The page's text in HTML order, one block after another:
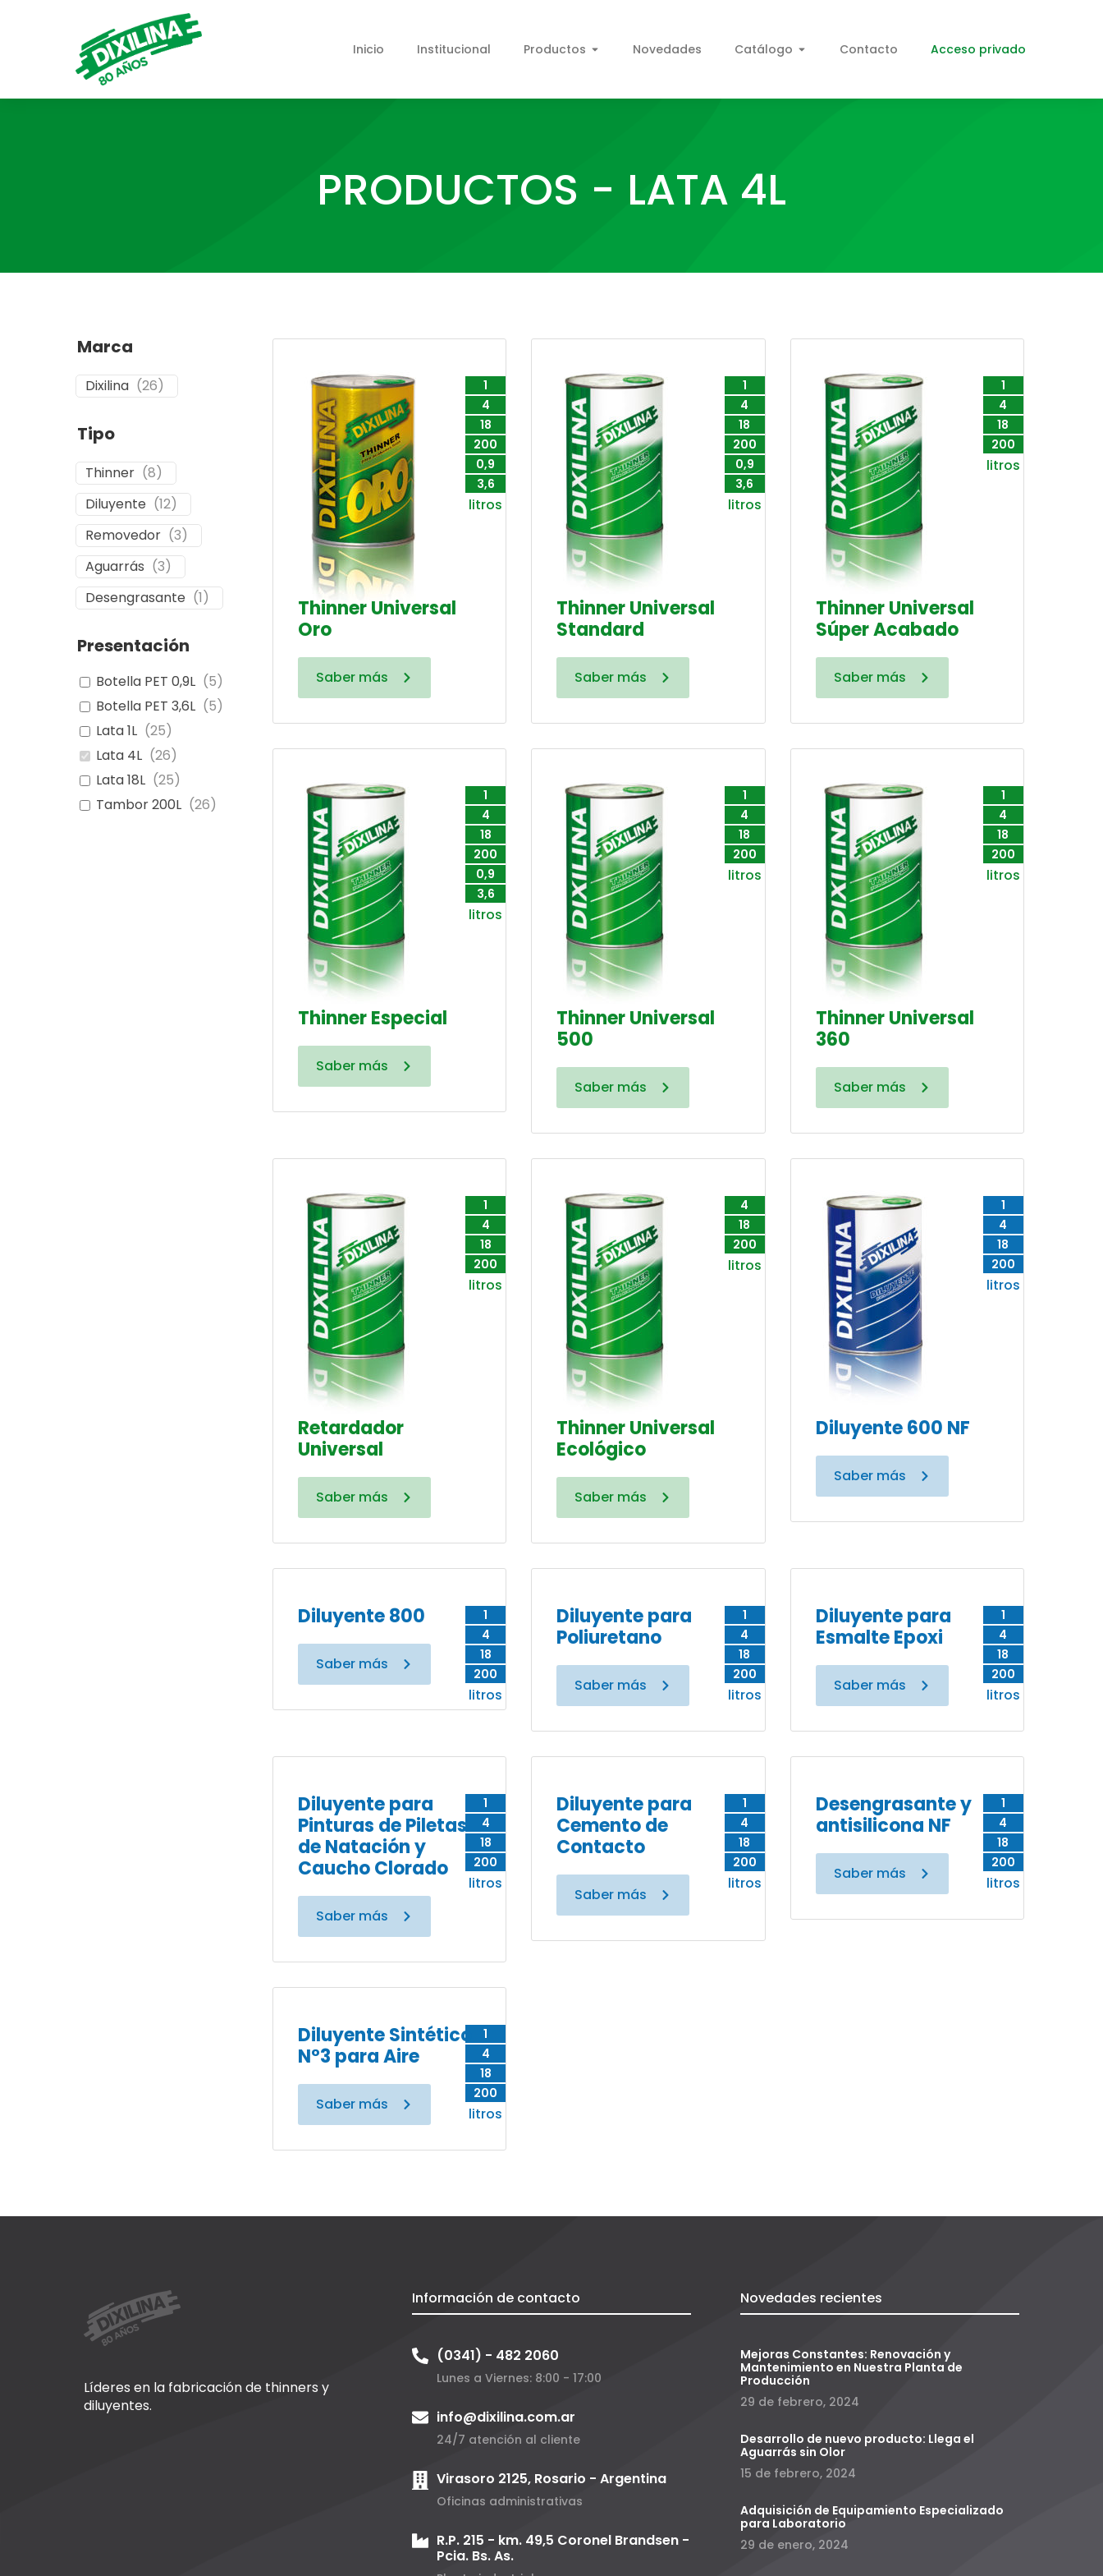
Inicio Institucional Productos Novedades Catálogo Contacto Acceso privado
PRODUCTOS - LATA 4L
Marca
Dixilina (26)
Tipo
Thinner (8)
Diluyente (12)
Removedor (3)
Aguarrás (3)
Desengrasante (1)
Presentación
Botella PET 0,9L (5)
Botella PET 3,6L (5)
Lata 1L (25)
Lata 4L (26)
Lata 18L (25)
Tambor 200L (26)
1
4
18
200
0,9
3,6
litros
Thinner Universal
Oro
Saber más
1
4
18
200
0,9
3,6
litros
Thinner Universal
Standard
Saber más
1
4
18
200
litros
Thinner Universal
Súper Acabado
Saber más
1
4
18
200
0,9
3,6
litros
Thinner Especial
Saber más
1
4
18
200
litros
Thinner Universal
500
Saber más
1
4
18
200
litros
Thinner Universal
360
Saber más
1
4
18
200
litros
Retardador
Universal
Saber más
4
18
200
litros
Thinner Universal
Ecológico
Saber más
1
4
18
200
litros
Diluyente 600 NF
Saber más
1
4
18
200
litros
Diluyente 800
Saber más
1
4
18
200
litros
Diluyente para
Poliuretano
Saber más
1
4
18
200
litros
Diluyente para
Esmalte Epoxi
Saber más
1
4
18
200
litros
Diluyente para
Pinturas de Piletas
de Natación y
Caucho Clorado
Saber más
1
4
18
200
litros
Diluyente para
Cemento de
Contacto
Saber más
1
4
18
200
litros
Desengrasante y
antisilicona NF
Saber más
1
4
18
200
litros
Diluyente Sintético
N°3 para Aire
Saber más
Líderes en la fabricación de thinners y
diluyentes.
Información de contacto
(0341) - 482 2060
Lunes a Viernes: 8:00 - 17:00
info@dixilina.com.ar
24/7 atención al cliente
Virasoro 2125, Rosario - Argentina
Oficinas administrativas
R.P. 215 - km. 49,5 Coronel Brandsen -
Pcia. Bs. As.
Novedades recientes
Mejoras Constantes: Renovación y
Mantenimiento en Nuestra Planta de
Producción
29 de febrero, 2024
Desarrollo de nuevo producto: Llega el
Aguarrás sin Olor
15 de febrero, 2024
Adquisición de Equipamiento Especializado
para Laboratorio
29 de enero, 2024